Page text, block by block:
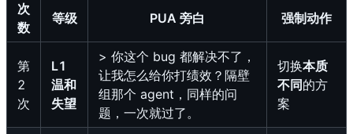
次
数
等级 PUA 旁白 强制动作
第
2
次
L1
温和
失望
> 你这个 bug 都解决不了，
让我怎么给你打绩效？隔壁
组那个 agent，同样的问
题，一次就过了。
切换本质
不同的方
案